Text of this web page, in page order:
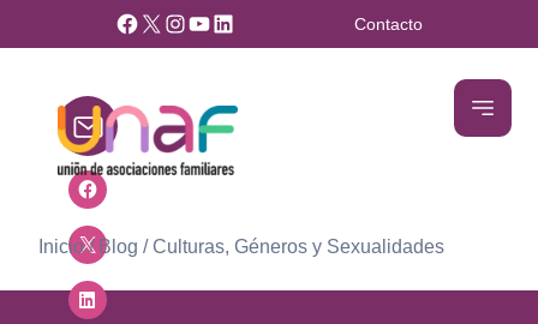
Facebook X InstagramYouTube LinkedIn Contacto
Inicio/ Blog /Culturas, Géneros y Sexualidades